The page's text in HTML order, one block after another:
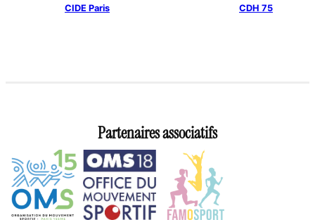
CIDE Paris CDH 75
Partenaires associatifs